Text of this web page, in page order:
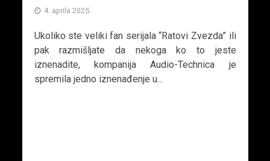
4. aprila 2025.
Ukoliko ste veliki fan serijala “Ratovi Zvezda” ili
pak razmišljate da nekoga ko to jeste
iznenadite, kompanija Audio-Technica je
spremila jedno iznenađenje u...